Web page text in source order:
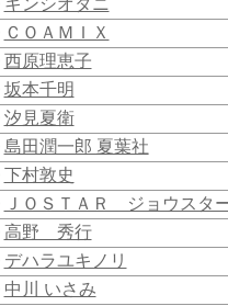
キンシオタニ
ＣＯＡＭＩＸ
西原理恵子
坂本千明
汐見夏衛
島田潤一郎 夏葉社
下村敦史
ＪＯＳＴＡＲ ジョウスタ
高野 秀行
デハラユキノリ
中川 いさみ